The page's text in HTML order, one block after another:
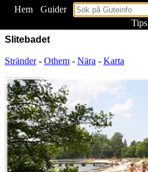
Hem
Guider
Tips
Slitebadet
Stränder- Othem - Nära - Karta